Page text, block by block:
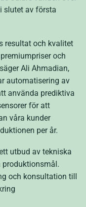
slutet av första
resultat och kvalitet
och
Ali Ahmadian,
automatisering av
använda prediktiva
för att
våra kunder
per år.
utbud av tekniska
produktionsmål.
och konsultation till